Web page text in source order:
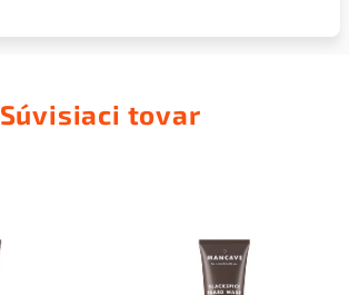
Súvisiaci tovar